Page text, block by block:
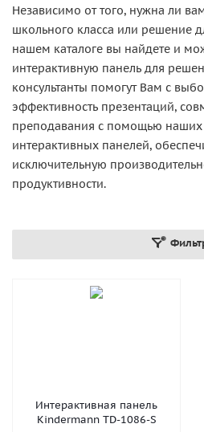
Независимо от того, нужна ли
школьного класса или решение
нашем каталоге вы найдете и
интерактивную панель для
консультанты помогут Вам с
эффективность презентаций,
преподавания с помощью наших
интерактивных панелей,
исключительную
продуктивности.
Интерактивная панель
Kindermann TD-1086-S